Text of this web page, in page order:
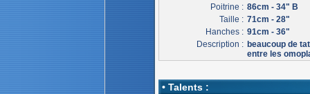
Poitrine : 86cm - 34" B
Taille : 71cm - 28"
Hanches : 91cm - 36"
Description : beaucoup de
entre les
• Talents :